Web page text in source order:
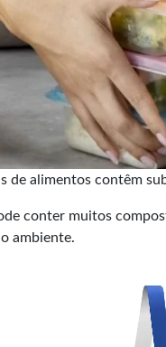
de alimentos contêm
conter muitos
ambiente.